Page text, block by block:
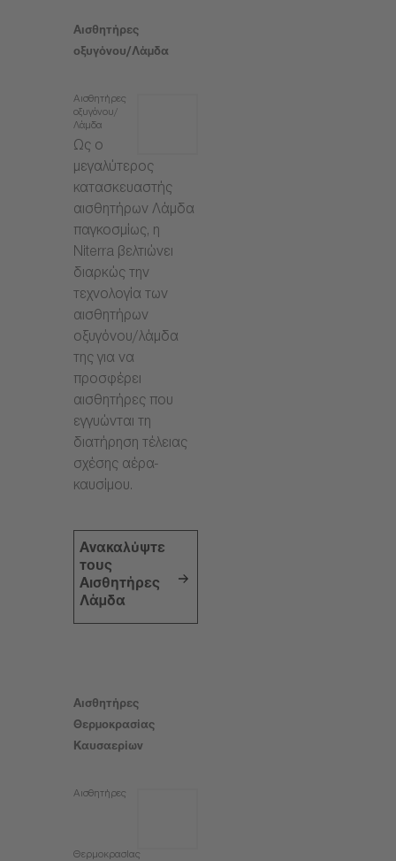
Αισθητήρες
οξυγόνου/Λάμδα
Αισθητήρες
οξυγόνου/
Λάμδα
Ως ο
μεγαλύτερος
κατασκευαστής
αισθητήρων Λάμδα
παγκοσμίως, η
Niterra βελτιώνει
διαρκώς την
τεχνολογία των
αισθητήρων
οξυγόνου/λάμδα
της για να
προσφέρει
αισθητήρες που
εγγυώνται τη
διατήρηση τέλειας
σχέσης αέρα-
καυσίμου.
Ανακαλύψτε
τους
Αισθητήρες
Λάμδα
Αισθητήρες
Θερμοκρασίας
Καυσαερίων
Αισθητήρες
Θερμοκρασίας